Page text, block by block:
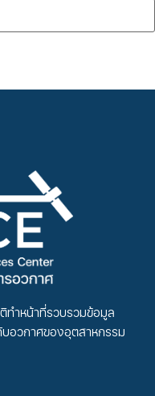
ทำหน้าที่รวบรวมข้อมูล
บอวกาศของอุตสาหกรรม